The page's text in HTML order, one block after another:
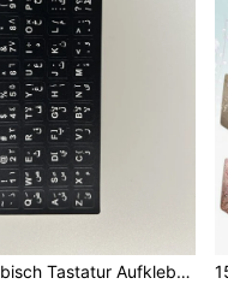
1 Stück Arabisch Tastatur Aufkleber Notizbuch mit Desktop Computer Knopf, Aufkleber mit